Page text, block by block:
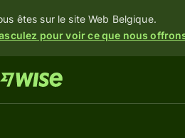
êtes sur le site Web Belgique.
pour voir ce que nous